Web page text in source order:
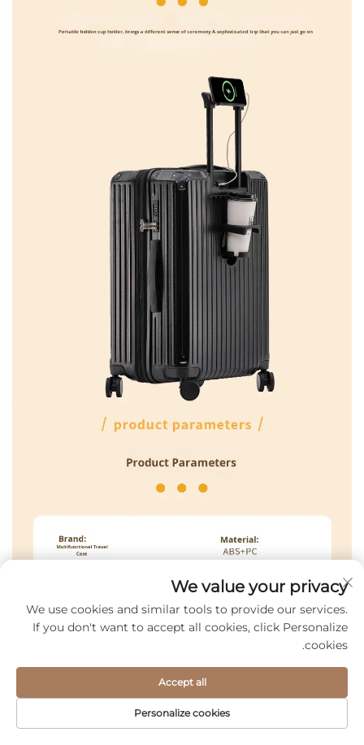
We value your privacy
We use cookies and similar tools to provide our services.
If you don't want to accept all cookies, click Personalize
cookies.
Personalize cookies
Accept all